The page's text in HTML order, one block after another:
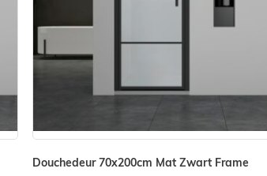
een tegelvloer of douchebak (laag of
Douchedeur 70x200cm Mat Zwart Frame